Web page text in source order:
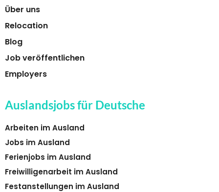
Über uns
Relocation
Blog
Job veröffentlichen
Employers
Auslandsjobs für Deutsche
Arbeiten im Ausland
Jobs im Ausland
Ferienjobs im Ausland
Freiwilligenarbeit im Ausland
Festanstellungen im Ausland